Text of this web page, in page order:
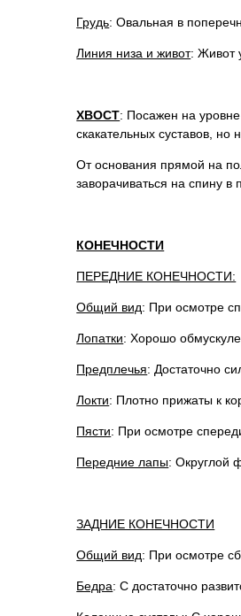
Грудь: Овальная в
Линия низа и живот: Живот
ХВОСТ: Посажен на
скакательных суставов, но
От основания прямой на
заворачиваться на спину в
КОНЕЧНОСТИ
ПЕРЕДНИЕ КОНЕЧНОСТИ:
Общий вид: При осмотре
Лопатки: Хорошо
Предплечья: Достаточно
Локти: Плотно прижаты к
Пясти: При осмотре
Передние лапы: Округлой
ЗАДНИЕ КОНЕЧНОСТИ
Общий вид: При осмотре
Бедра: С достаточно